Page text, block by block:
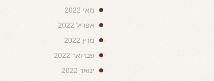
מאי 2022
אפריל 2022
מרץ 2022
פברואר 2022
ינואר 2022